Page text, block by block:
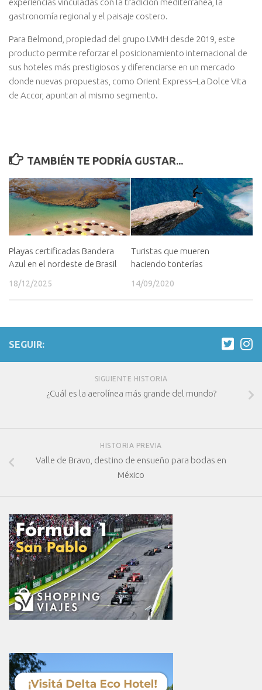
experiencias vinculadas con la tradición mediterránea, la
gastronomía regional y el paisaje costero.
Para Belmond, propiedad del grupo LVMH desde 2019, este
producto permite reforzar el posicionamiento internacional de
sus hoteles más prestigiosos y diferenciarse en un mercado
donde nuevas propuestas, como Orient Express–La Dolce Vita
de Accor, apuntan al mismo segmento.
TAMBIÉN TE PODRÍA GUSTAR...
Playas certificadas Bandera
Azul en el nordeste de Brasil
18/12/2025
Turistas que mueren
haciendo tonterías
14/09/2020
SEGUIR:
SIGUIENTE HISTORIA
¿Cuál es la aerolínea más grande del mundo?
HISTORIA PREVIA
Valle de Bravo, destino de ensueño para bodas en
México